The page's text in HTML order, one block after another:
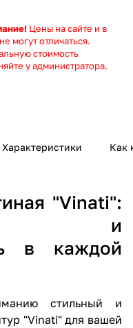
Цены на сайте и в
могут отличаться.
стоимость
у администратора.
Характеристики Как
"Vinati":
и
в каждой
стильный и
"Vinati" для вашей